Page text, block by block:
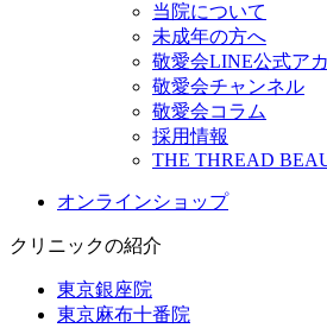
当院について
未成年の方へ
敬愛会LINE公式ア
敬愛会チャンネル
敬愛会コラム
採用情報
THE THREAD
オンラインショップ
クリニックの紹介
東京銀座院
東京麻布十番院